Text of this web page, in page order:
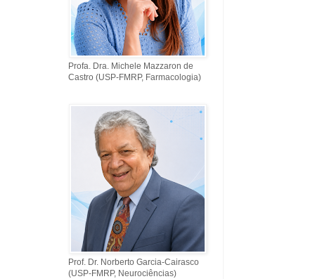
Profa. Dra. Michele Mazzaron de
Castro (USP-FMRP, Farmacologia)
Prof. Dr. Norberto Garcia-Cairasco
(USP-FMRP, Neurociências)